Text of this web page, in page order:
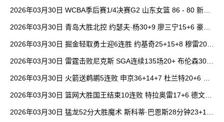
2026年03月30日 WCBA季后赛1/4决赛G2 山东女篮 86 - 80 新疆
2026年03月30日 青岛大胜北控 约瑟夫·杨30+9 廖三宁15+6 豪斯
2026年03月30日 掘金轻取勇士迎6连胜 约基奇25+15+8 穆雷20+
2026年03月30日 雷霆击败尼克斯 SGA连续135场20+ 布伦森30分
2026年03月30日 火箭送鹈鹕5连败 申京36+14+7 杜兰特20+6 锡
2026年03月30日 篮网大胜国王结束10连败 特拉奥雷17+6 德文·
2026年03月30日 猛龙52分大胜魔术 斯科蒂·巴恩斯28分钟23+15